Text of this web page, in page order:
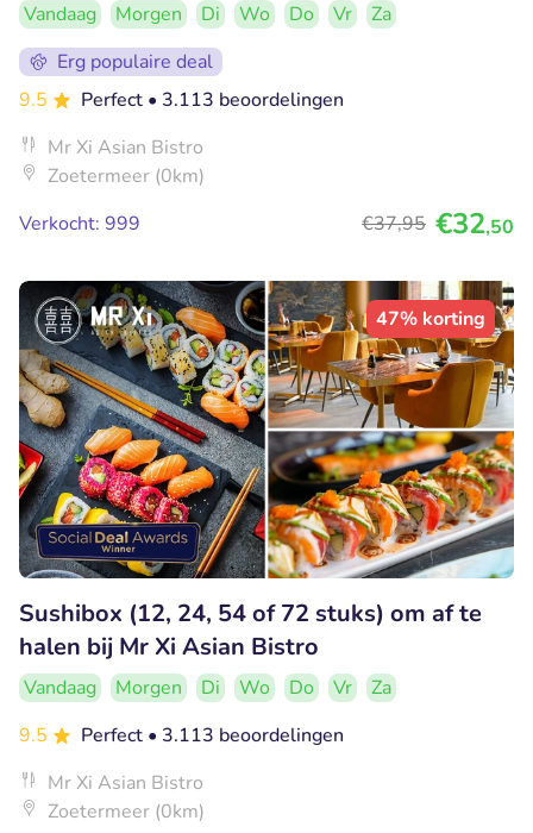
Vandaag Morgen Di Wo Do Vr
Za
Erg populaire deal
9.5
Perfect • 3.113 beoordelingen
Mr Xi Asian Bistro
Zoetermeer (0km)
Verkocht: 999
€37,95 €32,50
47% korting
Sushibox (12, 24, 54 of 72 stuks) om af te
halen bij Mr Xi Asian Bistro
Vandaag Morgen Di Wo Do Vr
Za
9.5
Perfect • 3.113 beoordelingen
Mr Xi Asian Bistro
Zoetermeer (0km)